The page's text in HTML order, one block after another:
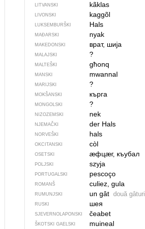
LITVANSKI kãklas
LIVONSKI kaggõl
LUKSEMBURŠKI Hals
MAĐARSKI nyak
MAKEDONSKI врат, шија
MALAJSKI ?
MALTEŠKI għonq
MANSKI mwannal
MARIJSKI ?
MOKŠANSKI кърга
MONGOLSKI ?
NIZOZEMSKI nek
NJEMAČKI der Hals
NORVEŠKI hals
OKCITANSKI còl
OSETSKI ӕфцӕг, къубал
POLJSKI szyja
PORTUGALSKI pescoço
ROMANŠ culiez, gula
RUMUNJSKI un gât două gâturi
RUSKI шея
SJEVER­NO­LA­PONSKI čeabet
ŠKOTSKI GAELSKI muineal